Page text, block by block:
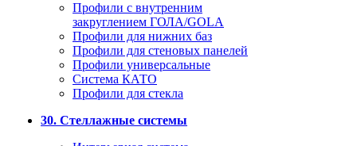
Профили с внутренним
закруглением ГОЛА/GOLA
Профили для нижних баз
Профили для стеновых панелей
Профили универсальные
Система КАТО
Профили для стекла
30. Стеллажные системы